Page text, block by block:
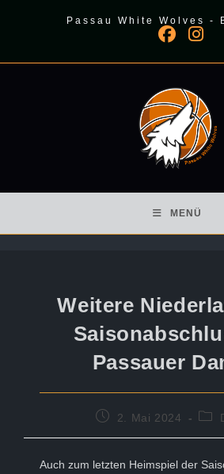
Passau White Wolves -
MENÜ
Weitere
Passauer
Beitrag2. Mai 2024
Auch zum letzten Heimspiel der